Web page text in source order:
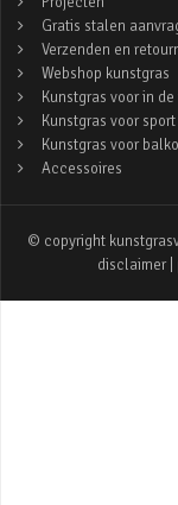
Gratis stalen
Verzenden en
Webshop kunstgras
Kunstgras voor in
Kunstgras voor
Kunstgras voor
Accessoires
© copyright
disclaimer